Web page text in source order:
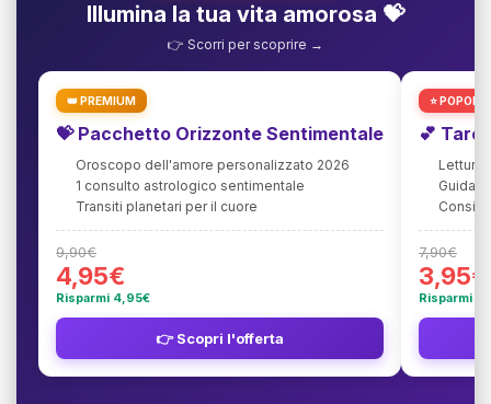
Illumina la tua vita amorosa 💝
👉 Scorri per scoprire →
👑 PREMIUM
💝 Pacchetto Orizzonte Sentimentale
Oroscopo dell'amore personalizzato 2026
1 consulto astrologico sentimentale
Transiti planetari per il cuore
9,90€
4,95€
Risparmi 4,95€
👉 Scopri l'offerta
⭐
💕
Lettura
Guida
7,90€
3,95€
Risparmi